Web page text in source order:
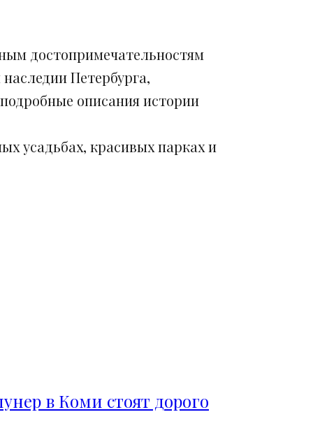
достопримечательностям
Петербурга,
описания истории
усадьбах, красивых парках и
в Коми стоят дорого